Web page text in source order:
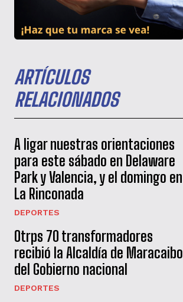
ARTÍCULOS
RELACIONADOS
A ligar nuestras orientaciones
para este sábado en Delaware
Park y Valencia, y el domingo en
La Rinconada
DEPORTES
Otrps 70 transformadores
recibió la Alcaldía de Maracaibo
del Gobierno nacional
DEPORTES